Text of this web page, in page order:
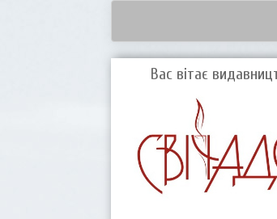
Вас вітає